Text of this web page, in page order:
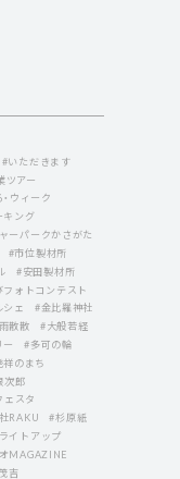
#いただきます
ツアー
ウィーク
キング
ーパークかさがた
#市位製材所
#安田製材所
ォトコンテスト
シェ
#金比羅神社
散散
#大般若経
ー
#多可の輪
のまち
次郎
ェスタ
RAKU
#杉原紙
イトアップ
MAGAZINE
吉